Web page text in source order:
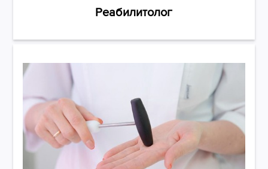
Реабилитолог